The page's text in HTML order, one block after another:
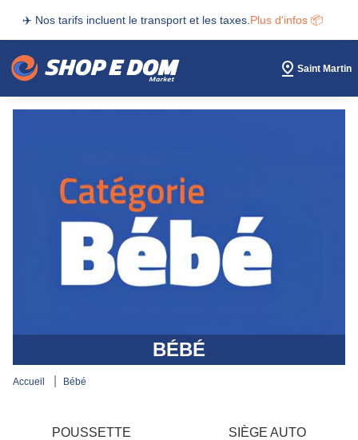
✈️ Nos tarifs incluent le transport et les taxes. Plus d'infos 📦
Saint Martin
BÉBÉ
accueil bébé
POUSSETTE
SIÈGE AUTO